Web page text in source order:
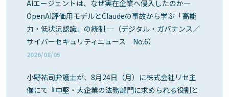
AIエージェントは、なぜ実在企業へ侵入したのか―
OpenAI評価用モデルとClaudeの事故から学ぶ「高能
力・低状況認識」の統制 ―（デジタル・ガバナンス／
サイバーセキュリティニュース No.6）
2026/08/05
小野祐司弁護士が、8月24日（月）に株式会社リセ主
催にて『中堅・大企業の法務部門に求められる役割と